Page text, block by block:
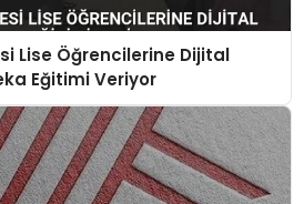
Lise Öğrencilerine Dijital
Eğitimi Veriyor